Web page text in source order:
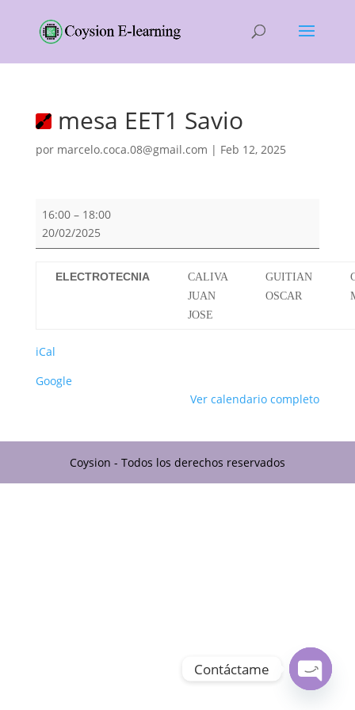
mesa EET1 Savio
por marcelo.coca.08@gmail.com | Feb 12, 2025
mesa
EET1
16:00 – 18:00
20/02/2025
ELECTROTECNIA
CALIVA
JUAN
JOSE
GUITIAN
OSCAR
iCal
Google
Ver calendario completo
Coysion - Todos los derechos reservados
Contáctame